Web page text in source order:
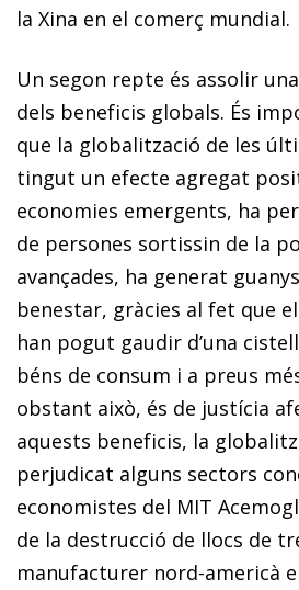
la Xina en el comerç mundial.
Un segon repte és assolir
dels beneficis globals. És
que la globalització de les
tingut un efecte agregat
economies emergents, ha
de persones sortissin de la
avançades, ha generat
benestar, gràcies al fet que
han pogut gaudir d’una
béns de consum i a preus
obstant això, és de justícia
aquests beneficis, la
perjudicat alguns sectors
economistes del MIT
de la destrucció de llocs de
manufacturer nord-americà